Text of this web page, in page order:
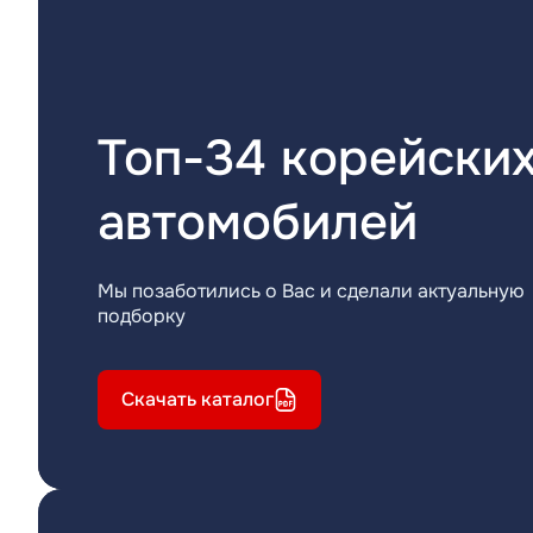
Топ-34
автомобилей
Мы позаботились о Вас и сделали актуальную
подборку
Скачать каталог